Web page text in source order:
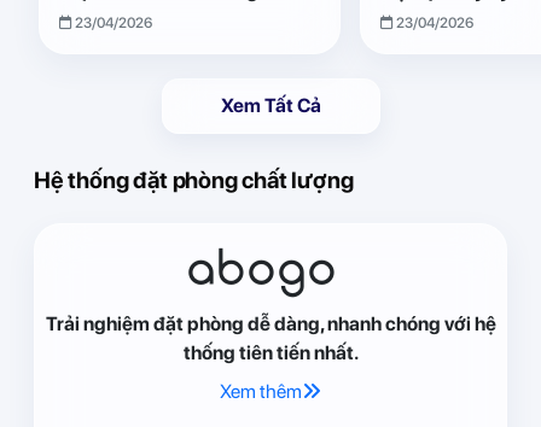
Brand with Transparent and
Effective Operations
23/04/2026
Giải pháp vận
quả, minh bạch
23/04/2026
Xem Tất Cả
Hệ thống đặt phòng chất lượng
abogo
Trải nghiệm đặt phòng dễ dàng, nhanh chóng với hệ
thống tiên tiến nhất.
Xem thêm